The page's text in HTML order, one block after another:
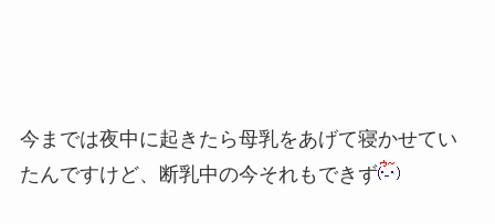
今までは夜中に起きたら母乳をあげて寝かせてい
たんですけど、断乳中の今それもできず